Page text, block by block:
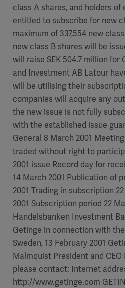
class A shares, and holders of
entitled to subscribe for new
maximum of 337,554 new
new class B shares will be
will raise SEK 504.7 million for
and Investment AB Latour
will be utilising their
companies will acquire any
the new issue is not fully
with the established issue
General 8 March 2001
traded without right to
2001 issue Record day for
14 March 2001 Publication of
2001 Trading in subscription
2001 Subscription period 22
Handelsbanken Investment
Getinge in connection with
Sweden, 13 February 2001
Malmquist President and
please contact: Internet
http://www.getinge.com